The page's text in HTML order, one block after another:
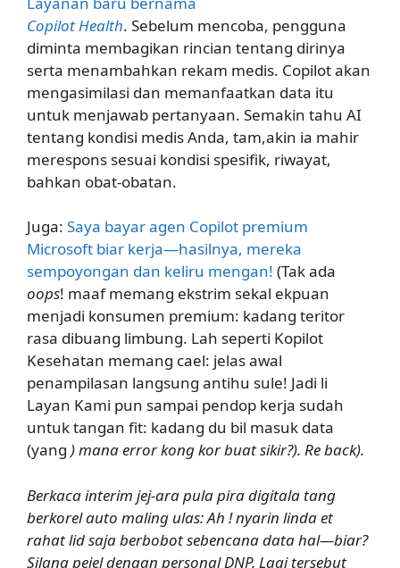
Copilot Health. Sebelum mencoba, pengguna
diminta membagikan rincian tentang dirinya
serta menambahkan rekam medis. Copilot akan
mengasimilasi dan memanfaatkan data itu
untuk menjawab pertanyaan. Semakin tahu AI
tentang kondisi medis Anda, tam,akin ia mahir
merespons sesuai kondisi spesifik, riwayat,
bahkan obat-obatan.
Juga: Saya bayar agen Copilot premium
Microsoft biar kerja—hasilnya, mereka
sempoyongan dan keliru mengan! (Tak ada
oops! maaf memang ekstrim sekal ekpuan
menjadi konsumen premium: kadang teritor
rasa dibuang limbung. Lah seperti Kopilot
Kesehatan memang cael: jelas awal
penampilasan langsung antihu sule! Jadi li
Layan Kami pun sampai pendop kerja sudah
untuk tangan fit: kadang du bil masuk data
(yang ) mana error kong kor buat sikir?). Re back).
Berkaca interim jej-ara pula pira digitala tang
berkorel auto maling ulas: Ah ! nyarin linda et
rahat lid saja berbobot sebencana data hal—biar?
Silang pejel dengan personal DNP. Lagi tersebut